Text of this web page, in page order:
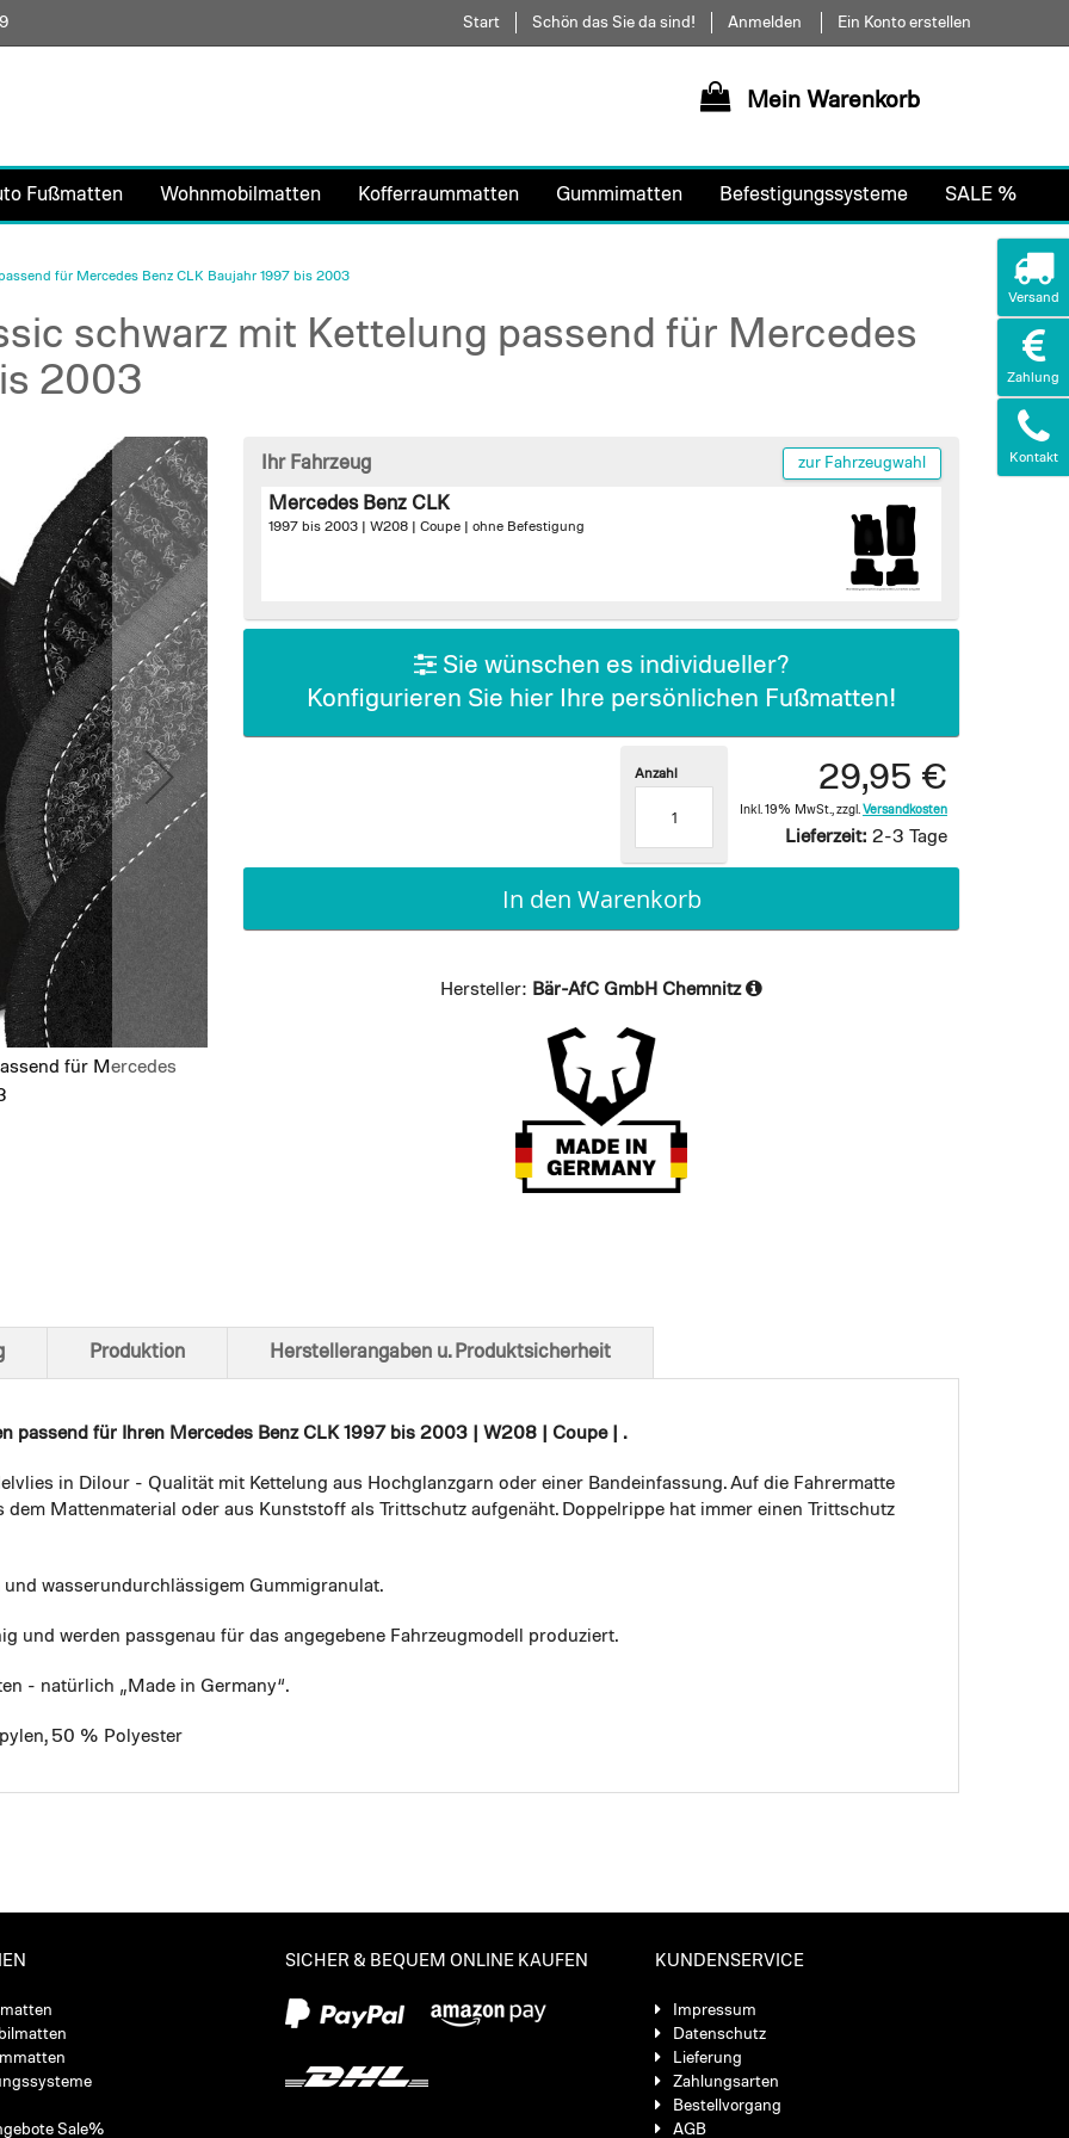
Direkt
zum
Start Schön das Sie da sind! Anmelden Ein Konto erstellen
Mein Warenkorb
Fußmatten Wohnmobilmatten Kofferraummatten Gummimatten Befestigungssysteme SALE %
für Mercedes Benz CLK Baujahr 1997 bis 2003
schwarz mit Kettelung passend für Mercedes
2003
für Mercedes
Ansicht von unten
Ihr Fahrzeug zur Fahrzeugwahl
Mercedes Benz CLK
1997 bis 2003 | W208 | Coupe | ohne Befestigung
Sie wünschen es individueller?
Konfigurieren Sie hier Ihre persönlichen Fußmatten!
29,95 €
Inkl. 19% MwSt. zzgl. Versandkosten
Lieferzeit: 2-3 Tage
Anzahl
In den Warenkorb
Hersteller: Bär-AfC GmbH Chemnitz
passend für Ihren Mercedes Benz CLK 1997 bis 2003 | W208 | Coupe | .
in Dilour - Qualität mit Kettelung aus Hochglanzgarn oder einer Bandeinfassung. Auf die Fahrermatte
Mattenmaterial oder aus Kunststoff als Trittschutz aufgenäht. Doppelrippe hat immer einen Trittschutz
wasserundurchlässigem Gummigranulat.
und werden passgenau für das angegebene Fahrzeugmodell produziert.
- natürlich „Made in Germany“.
50 % Polyester
Produktion Herstellerangaben u. Produktsicherheit
Sale%
SICHER & BEQUEM ONLINE KAUFEN KUNDENSERVICE
Impressum
Datenschutz
Lieferung
Zahlungsarten
Bestellvorgang
AGB
Versand
Zahlung
Kontakt